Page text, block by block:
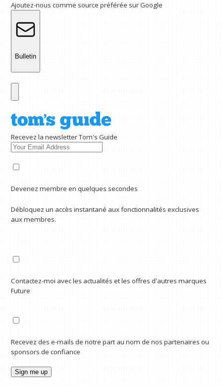
Ajoutez-nous comme source préférée sur Google
Bulletin
Recevez la newsletter Tom's Guide
Devenez membre en quelques secondes
Débloquez un accès instantané aux fonctionnalités exclusives
aux membres.
Contactez-moi avec les actualités et les offres d'autres marques
Future
Recevez des e-mails de notre part au nom de nos partenaires ou
sponsors de confiance